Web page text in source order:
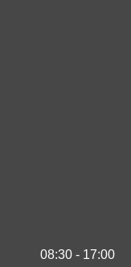
08:30 - 17:00